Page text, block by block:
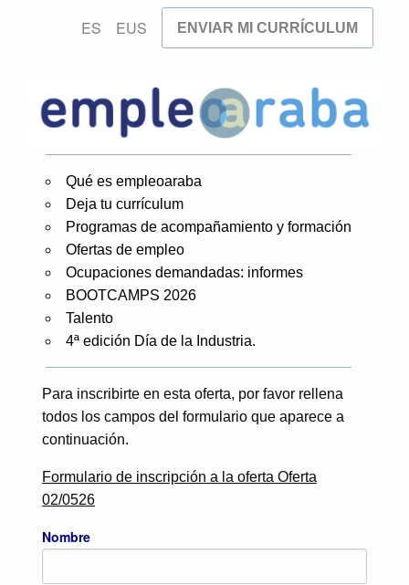
ES EUS ENVIAR MI CURRÍCULUM
Qué es empleoaraba
Deja tu currículum
Programas de acompañamiento y formación
Ofertas de empleo
Ocupaciones demandadas: informes
BOOTCAMPS 2026
Talento
4ª edición Día de la Industria.
Para inscribirte en esta oferta, por favor rellena
todos los campos del formulario que aparece a
continuación.
Formulario de inscripción a la oferta Oferta
02/0526
Nombre